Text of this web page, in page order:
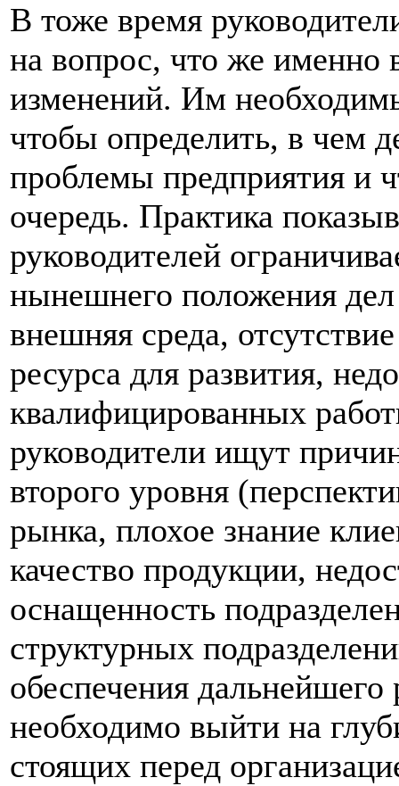
В тоже время
на вопрос, что же именно
изменений. Им
чтобы определить, в чем
проблемы предприятия и
очередь. Практика
руководителей
нынешнего положения дел
внешняя среда,
ресурса для развития,
квалифицированных
руководители ищут
второго уровня
рынка, плохое знание
качество продукции,
оснащенность
структурных
обеспечения дальнейшего
необходимо выйти на
стоящих перед